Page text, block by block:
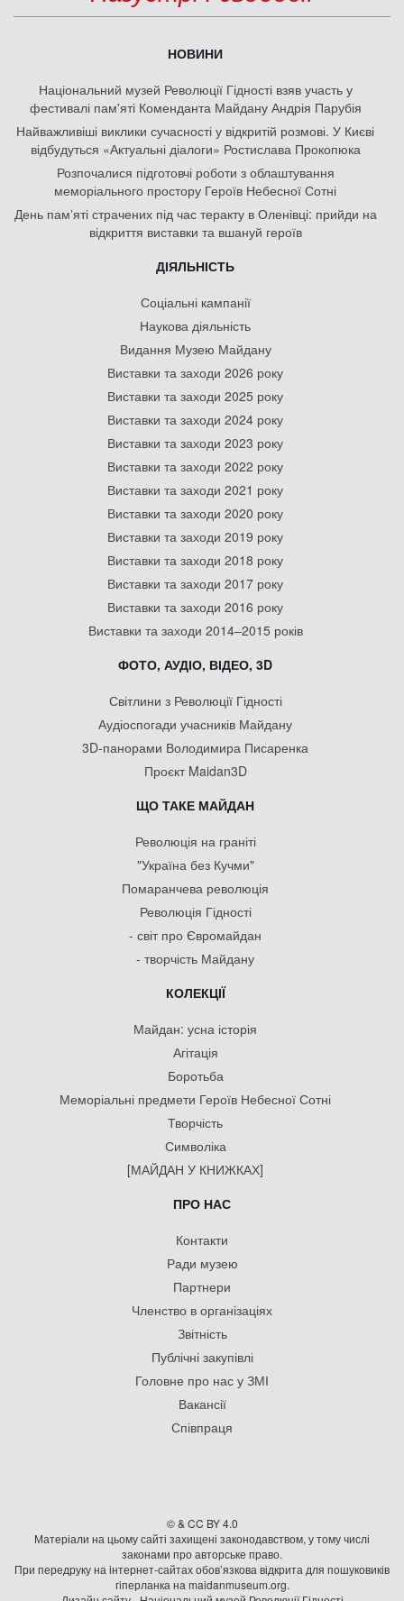
НОВИНИ
Національний музей Революції Гідності взяв участь у
фестивалі пам'яті Коменданта Майдану Андрія Парубія
Найважливіші виклики сучасності у відкритій розмові. У Києві
відбудуться «Актуальні діалоги» Ростислава Прокопюка
Розпочалися підготовчі роботи з облаштування
меморіального простору Героїв Небесної Сотні
День памʼяті страчених під час теракту в Оленівці: прийди на
відкриття виставки та вшануй героїв
ДІЯЛЬНІСТЬ
Соціальні кампанії
Наукова діяльність
Видання Музею Майдану
Виставки та заходи 2026 року
Виставки та заходи 2025 року
Виставки та заходи 2024 року
Виставки та заходи 2023 року
Виставки та заходи 2022 року
Виставки та заходи 2021 року
Виставки та заходи 2020 року
Виставки та заходи 2019 року
Виставки та заходи 2018 року
Виставки та заходи 2017 року
Виставки та заходи 2016 року
Виставки та заходи 2014–2015 років
ФОТО, АУДІО, ВІДЕО, 3D
Світлини з Революції Гідності
Аудіоспогади учасників Майдану
3D-панорами Володимира Писаренка
Проєкт Maidan3D
ЩО ТАКЕ МАЙДАН
Революція на граніті
"Україна без Кучми"
Помаранчева революція
Революція Гідності
- світ про Євромайдан
- творчість Майдану
КОЛЕКЦІЇ
Майдан: усна історія
Агітація
Боротьба
Меморіальні предмети Героїв Небесної Сотні
Творчість
Символіка
[МАЙДАН У КНИЖКАХ]
ПРО НАС
Контакти
Ради музею
Партнери
Членство в організаціях
Звітність
Публічні закупівлі
Головне про нас у ЗМІ
Вакансії
Співпраця
© & CC BY 4.0
Матеріали на цьому сайті захищені законодавством, у тому числі
законами про авторське право.
При передруку на iнтернет-сайтах обов’язкова відкрита для пошуковиків
гiперланка на maidanmuseum.org.